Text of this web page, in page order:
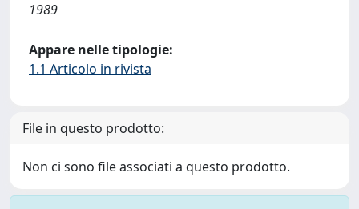
1989
Appare nelle tipologie:
1.1 Articolo in rivista
File in questo prodotto:
Non ci sono file associati a questo prodotto.